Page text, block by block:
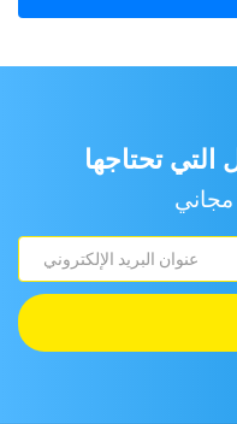
تحتاجها
عنوان
البريد
الإلكتروني